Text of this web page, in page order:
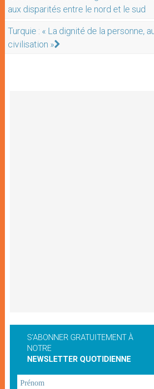
aux disparités entre le nord et le sud
Turquie : « La dignité de la personne,
civilisation »
S'ABONNER GRATUITEMENT À
NOTRE
NEWSLETTER QUOTIDIENNE